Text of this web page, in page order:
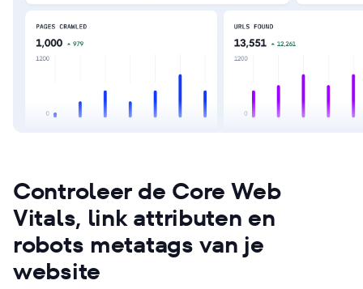
Controleer de Core Web
Vitals, link attributen en
robots metatags van je
website